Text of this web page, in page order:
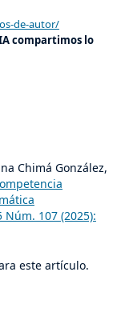
de-autor/
compartimos lo
Chimá González,
Núm. 107 (2025):
este artículo.